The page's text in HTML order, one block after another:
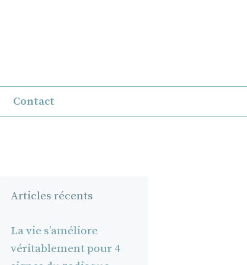
Contact
Articles récents
La vie s’améliore
véritablement pour 4